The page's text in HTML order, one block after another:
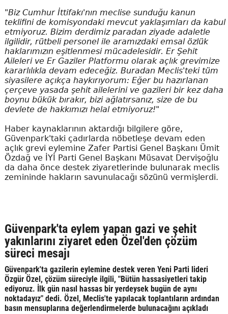
"Biz Cumhur İttifakı'nın meclise sunduğu kanun
teklifini de komisyondaki mevcut yaklaşımları da kabul
etmiyoruz. Bizim derdimiz paradan ziyade adaletle
ilgilidir, rütbeli personel ile aramızdaki emsal özlük
haklarımızın eşitlenmesi mücadelesidir. Er Şehit
Aileleri ve Er Gaziler Platformu olarak açlık grevimize
kararlılıkla devam edeceğiz. Buradan Meclis'teki tüm
siyasilere açıkça haykırıyorum: Eğer bu hazırlanan
çerçeve yasada şehit ailelerini ve gazileri bir kez daha
boynu bükük bırakır, bizi ağlatırsanız, size de bu
devlete de hakkımızı helal etmiyoruz!"
Haber kaynaklarının aktardığı bilgilere göre,
Güvenpark'taki çadırlarda nöbetleşe devam eden
açlık grevi eylemine Zafer Partisi Genel Başkanı Ümit
Özdağ ve İYİ Parti Genel Başkanı Müsavat Dervişoğlu
da daha önce destek ziyaretlerinde bulunarak meclis
zemininde hakların savunulacağı sözünü vermişlerdi.
Güvenpark'ta eylem yapan gazi ve şehit
yakınlarını ziyaret eden Özel'den çözüm
süreci mesajı
Güvenpark'ta gazilerin eylemine destek veren Yeni Parti lideri
Özgür Özel, çözüm süreciyle ilgili, "Bütün hassasiyetleri takip
ediyoruz. İlk gün nasıl hassas bir yerdeysek bugün de aynı
noktadayız" dedi. Özel, Meclis'te yapılacak toplantıların ardından
basın mensuplarına değerlendirmelerde bulunacağını açıkladı